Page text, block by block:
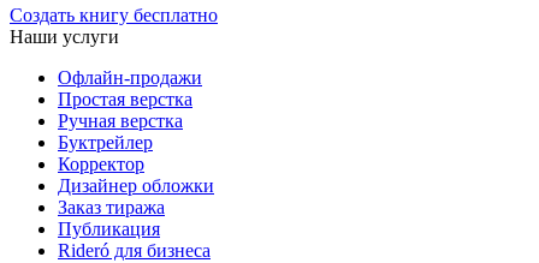
Создать книгу бесплатно
Наши услуги
Офлайн-продажи
Простая верстка
Ручная верстка
Буктрейлер
Корректор
Дизайнер обложки
Заказ тиража
Публикация
Rideró для бизнеса